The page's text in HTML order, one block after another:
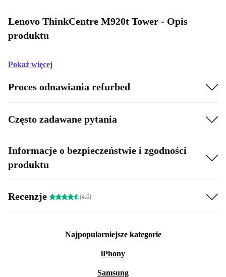
Lenovo ThinkCentre M920t Tower - Opis
produktu
Pokaż więcej
Proces odnawiania refurbed
Często zadawane pytania
Informacje o bezpieczeństwie i zgodności
produktu
Recenzje (4.6)
Najpopularniejsze kategorie
iPhony
Samsung